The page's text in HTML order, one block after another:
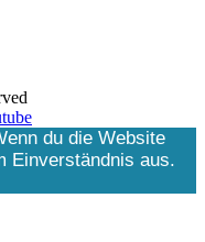
du die Website
Einverständnis aus.